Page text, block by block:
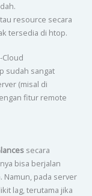
resource secara
tersedia di htop.
Cloud
sudah sangat
(misal di
fitur remote
secara
bisa berjalan
Namun, pada server
lag, terutama jika